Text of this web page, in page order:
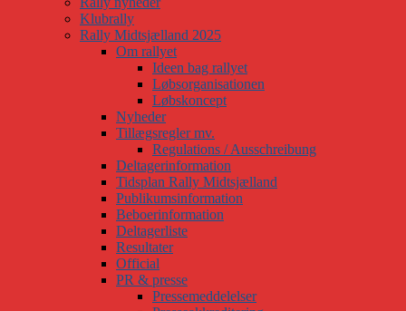
Klubrally
Rally Midtsjælland 2025
Om rallyet
Ideen bag rallyet
Løbsorganisationen
Løbskoncept
Nyheder
Tillægsregler mv.
Regulations / Ausschreibung
Deltagerinformation
Tidsplan Rally Midtsjælland
Publikumsinformation
Beboerinformation
Deltagerliste
Resultater
Official
PR & presse
Pressemeddelelser